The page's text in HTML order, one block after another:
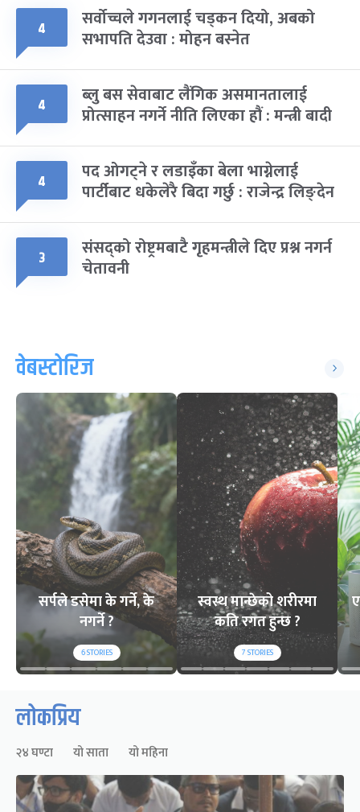
४ सर्वोच्चले गगनलाई चड्कन दियो, अबको
सभापति देउवा : मोहन बस्नेत
४ ब्लु बस सेवाबाट लैंगिक असमानतालाई
प्रोत्साहन नगर्ने नीति लिएका हौं : मन्त्री बादी
४ पद ओगट्ने र लडाइँका बेला भाग्नेलाई
पार्टीबाट धकेलेरै बिदा गर्छु : राजेन्द्र लिङ्देन
३ संसद्को रोष्ट्रमबाटै गृहमन्त्रीले दिए प्रश्न नगर्न
चेतावनी
वेबस्टोरिज
सर्पले डसेमा के गर्ने, के
नगर्ने ?
6STORIES
स्वस्थ मान्छेको शरीरमा
कति रगत हुन्छ ?
7STORIES
लोकप्रिय
२४ घण्टा यो साता यो महिना